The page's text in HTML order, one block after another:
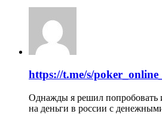
https://t.me/s/
Однажды я решил попробовать
на деньги в россии с